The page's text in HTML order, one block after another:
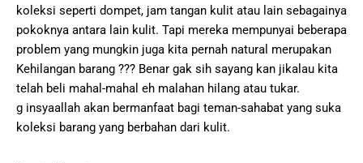
koleksi seperti dompet, jam tangan kulit atau lain sebagainya
pokoknya antara lain kulit. Tapi mereka mempunyai beberapa
problem yang mungkin juga kita pernah natural merupakan
Kehilangan barang ??? Benar gak sih sayang kan jikalau kita
telah beli mahal-mahal eh malahan hilang atau tukar.
g insyaallah akan bermanfaat bagi teman-sahabat yang suka
koleksi barang yang berbahan dari kulit.